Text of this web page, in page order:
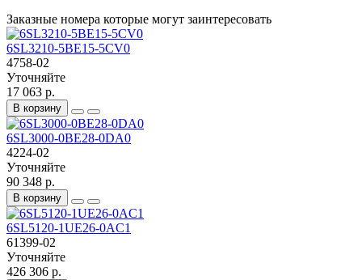
Заказные номера которые могут заинтересовать
6SL3210-5BE15-5CV0
4758-02
Уточняйте
17 063 р.
В корзину
6SL3000-0BE28-0DA0
4224-02
Уточняйте
90 348 р.
В корзину
6SL5120-1UE26-0AC1
61399-02
Уточняйте
426 306 р.